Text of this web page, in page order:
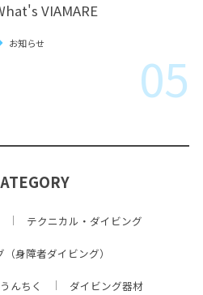
VIAMARE
お知らせ
05
テクニカル・ダイビング
身障者ダイビング）
んちく ダイビング器材